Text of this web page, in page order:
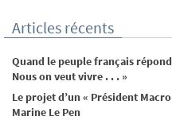
Articles récents
Quand le peuple français
Nous on veut vivre . . . »
Le projet d’un « Président
Marine Le Pen